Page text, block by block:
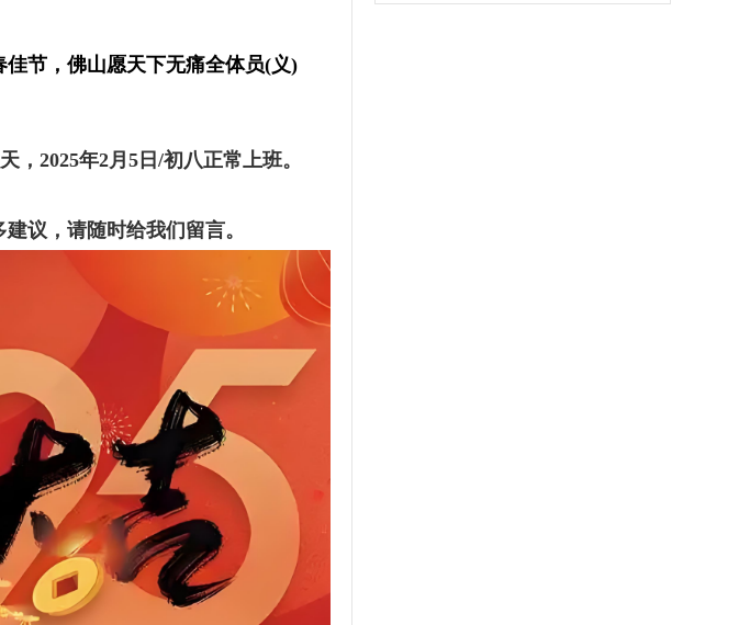
节，佛山愿天下无痛全体员(义)
，2025年2月5日/初八正常上班。
议，请随时给我们留言。